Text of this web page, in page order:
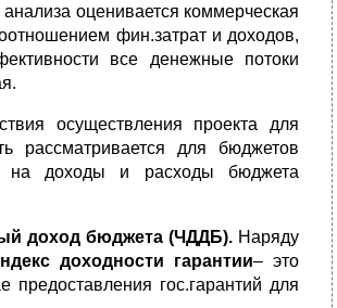
оценивается коммерческая
фин.затрат и доходов,
все денежные потоки
осуществления проекта для
рассматривается для бюджетов
на доходы и расходы бюджета
доход бюджета (ЧДДБ). Наряду
доходности гарантии– это
гос.гарантий для